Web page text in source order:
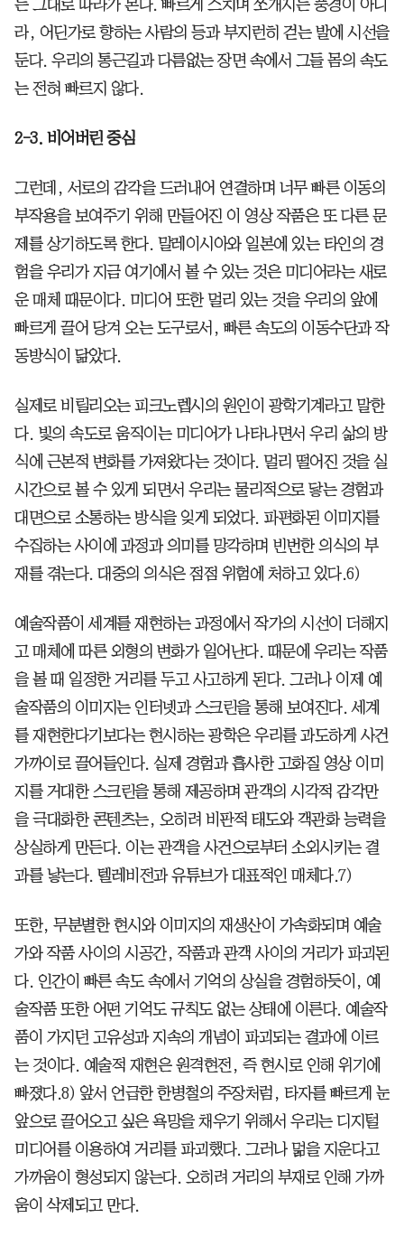
는 그대로 따라가 본다. 빠르게 스치며 쪼개지는 풍경이 아니
라, 어딘가로 향하는 사람의 등과 부지런히 걷는 발에 시선을
둔다. 우리의 통근길과 다름없는 장면 속에서 그들 몸의 속도
는 전혀 빠르지 않다.
2-3. 비어버린 중심
그런데, 서로의 감각을 드러내어 연결하며 너무 빠른 이동의
부작용을 보여주기 위해 만들어진 이 영상 작품은 또 다른 문
제를 상기하도록 한다. 말레이시아와 일본에 있는 타인의 경
험을 우리가 지금 여기에서 볼 수 있는 것은 미디어라는 새로
운 매체 때문이다. 미디어 또한 멀리 있는 것을 우리의 앞에
빠르게 끌어 당겨 오는 도구로서, 빠른 속도의 이동수단과 작
동방식이 닮았다.
실제로 비릴리오는 피크노렙시의 원인이 광학기계라고 말한
다. 빛의 속도로 움직이는 미디어가 나타나면서 우리 삶의 방
식에 근본적 변화를 가져왔다는 것이다. 멀리 떨어진 것을 실
시간으로 볼 수 있게 되면서 우리는 물리적으로 닿는 경험과
대면으로 소통하는 방식을 잊게 되었다. 파편화된 이미지를
수집하는 사이에 과정과 의미를 망각하며 빈번한 의식의 부
재를 겪는다. 대중의 의식은 점점 위험에 처하고 있다.6)
예술작품이 세계를 재현하는 과정에서 작가의 시선이 더해지
고 매체에 따른 외형의 변화가 일어난다. 때문에 우리는 작품
을 볼 때 일정한 거리를 두고 사고하게 된다. 그러나 이제 예
술작품의 이미지는 인터넷과 스크린을 통해 보여진다. 세계
를 재현한다기보다는 현시하는 광학은 우리를 과도하게 사건
가까이로 끌어들인다. 실제 경험과 흡사한 고화질 영상 이미
지를 거대한 스크린을 통해 제공하며 관객의 시각적 감각만
을 극대화한 콘텐츠는, 오히려 비판적 태도와 객관화 능력을
상실하게 만든다. 이는 관객을 사건으로부터 소외시키는 결
과를 낳는다. 텔레비전과 유튜브가 대표적인 매체다.7)
또한, 무분별한 현시와 이미지의 재생산이 가속화되며 예술
가와 작품 사이의 시공간, 작품과 관객 사이의 거리가 파괴된
다. 인간이 빠른 속도 속에서 기억의 상실을 경험하듯이, 예
술작품 또한 어떤 기억도 규칙도 없는 상태에 이른다. 예술작
품이 가지던 고유성과 지속의 개념이 파괴되는 결과에 이르
는 것이다. 예술적 재현은 원격현전, 즉 현시로 인해 위기에
빠졌다.8) 앞서 언급한 한병철의 주장처럼, 타자를 빠르게 눈
앞으로 끌어오고 싶은 욕망을 채우기 위해서 우리는 디지털
미디어를 이용하여 거리를 파괴했다. 그러나 멂을 지운다고
가까움이 형성되지 않는다. 오히려 거리의 부재로 인해 가까
움이 삭제되고 만다.